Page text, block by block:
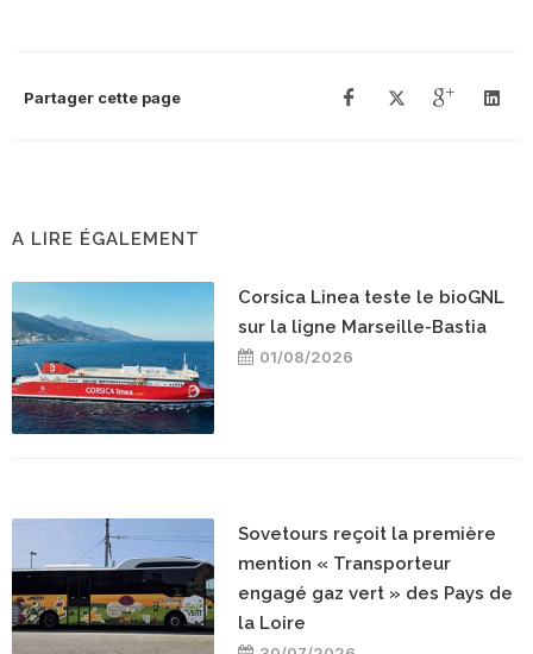
Partager cette page
A LIRE ÉGALEMENT
Corsica Linea teste le bioGNL
sur la ligne Marseille-Bastia
01/08/2026
Sovetours reçoit la première
mention « Transporteur
engagé gaz vert » des Pays de
la Loire